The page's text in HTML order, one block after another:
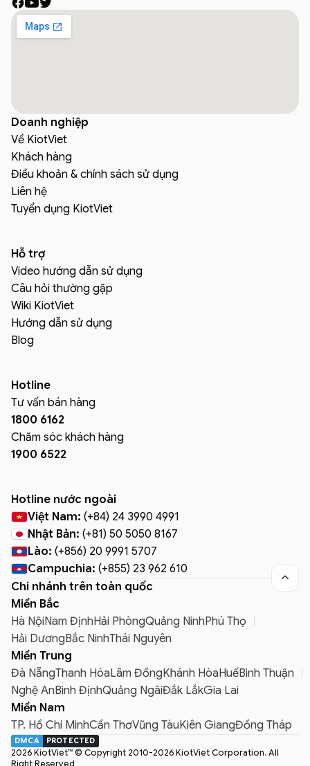
Doanh nghiệp
Về KiotViet
Khách hàng
Điều khoản & chính sách sử dụng
Liên hệ
Tuyển dụng KiotViet
Hỗ trợ
Video hướng dẫn sử dụng
Câu hỏi thường gặp
Wiki KiotViet
Hướng dẫn sử dụng
Blog
Hotline
Tư vấn bán hàng
1800 6162
Chăm sóc khách hàng
1900 6522
Hotline nước ngoài
Việt Nam: (+84) 24 3990 4991
Nhật Bản: (+81) 50 5050 8167
Lào: (+856) 20 9991 5707
Campuchia: (+855) 23 962 610

Chi nhánh trên toàn quốc
Miền Bắc
Hà NộiNam ĐịnhHải PhòngQuảng NinhPhú Thọ
Hải DươngBắc NinhThái Nguyên
Miền Trung
Đà NẵngThanh HóaLâm ĐồngKhánh HòaHuếBình Thuận
Nghệ AnBình ĐịnhQuảng NgãiĐắk LắkGia Lai
Miền Nam
TP. Hồ Chí MinhCần ThơVũng TàuKiên GiangĐồng Tháp
DMCA PROTECTED
2026 KiotViet™ © Copyright 2010-2026 KiotViet Corporation. All
Right Reserved